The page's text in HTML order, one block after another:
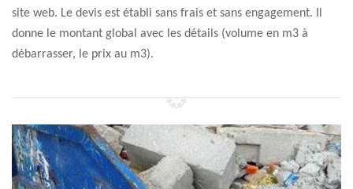
site web. Le devis est établi sans frais et sans engagement. Il
donne le montant global avec les détails (volume en m3 à
débarrasser, le prix au m3).